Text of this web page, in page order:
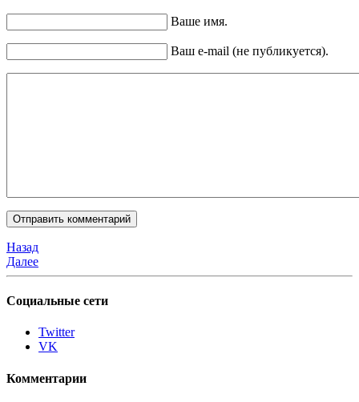
Ваше имя.
Ваш e-mail (не публикуется).
Назад
Далее
Социальные сети
Twitter
VK
Комментарии